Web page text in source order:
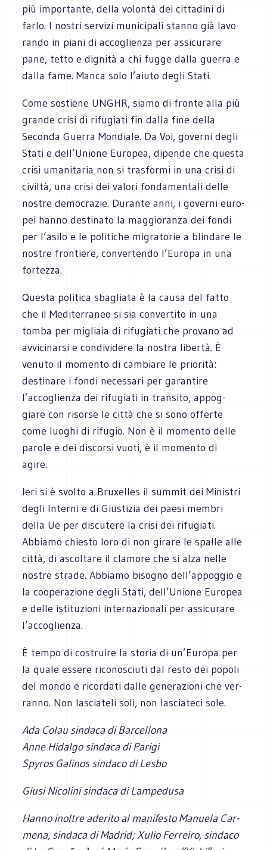
più impor­tante, della volontà dei cit­ta­dini di
farlo. I nostri ser­vizi muni­ci­pali stanno già lavo­
rando in piani di acco­glienza per assi­cu­rare
pane, tetto e dignità a chi fugge dalla guerra e
dalla fame. Manca solo l’aiuto degli Stati.
Come sostiene UNGHR, siamo di fronte alla più
grande crisi di rifu­giati fin dalla fine della
Seconda Guerra Mon­diale. Da Voi, governi degli
Stati e dell’Unione Euro­pea, dipende che que­sta
crisi uma­ni­ta­ria non si tra­sformi in una crisi di
civiltà, una crisi dei valori fon­da­men­tali delle
nostre demo­cra­zie. Durante anni, i governi euro­
pei hanno desti­nato la mag­gio­ranza dei fondi
per l’asilo e le poli­ti­che migra­to­rie a blin­dare le
nostre fron­tiere, con­ver­tendo l’Europa in una
fortezza.
Que­sta poli­tica sba­gliata è la causa del fatto
che il Medi­ter­ra­neo si sia con­ver­tito in una
tomba per migliaia di rifu­giati che pro­vano ad
avvi­ci­narsi e con­di­vi­dere la nostra libertà. È
venuto il momento di cam­biare le prio­rità:
desti­nare i fondi neces­sari per garan­tire
l’accoglienza dei rifu­giati in tran­sito, appog­
giare con risorse le città che si sono offerte
come luo­ghi di rifu­gio. Non è il momento delle
parole e dei discorsi vuoti, è il momento di
agire.
Ieri si è svolto a Bru­xel­les il sum­mit dei Mini­stri
degli Interni e di Giu­sti­zia dei paesi mem­bri
della Ue per discu­tere la crisi dei rifu­giati.
Abbiamo chie­sto loro di non girare le spalle alle
città, di ascol­tare il cla­more che si alza nelle
nostre strade. Abbiamo biso­gno dell’appoggio e
la coo­pe­ra­zione degli Stati, dell’Unione Euro­pea
e delle isti­tu­zioni inter­na­zio­nali per assi­cu­rare
l’accoglienza.
È tempo di costruire la sto­ria di un’Europa per
la quale essere rico­no­sciuti dal resto dei popoli
del mondo e ricor­dati dalle gene­ra­zioni che ver­
ranno. Non lascia­teli soli, non lascia­teci sole.
Ada Colau sin­daca di Bar­cel­lona
Anne Hidalgo sin­daca di Parigi
Spy­ros Gali­nos sin­daco di Lesbo
Giusi Nico­lini sin­daca di Lampedusa
Hanno inol­tre ade­rito al mani­fe­sto Manuela Car­
mena, sin­daca di Madrid; Xulio Fer­reiro, sin­daco